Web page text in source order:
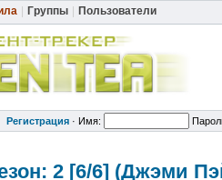
Группы Пользователи
Регистрация · Имя:
2 [6/6] (Джэми